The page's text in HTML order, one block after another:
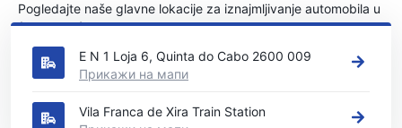
Pogledajte naše glavne lokacije za iznajmljivanje automobila u
{COUNTRI}
E N 1 Loja 6, Quinta do Cabo 2600 009
Прикажи на мапи
Vila Franca de Xira Train Station